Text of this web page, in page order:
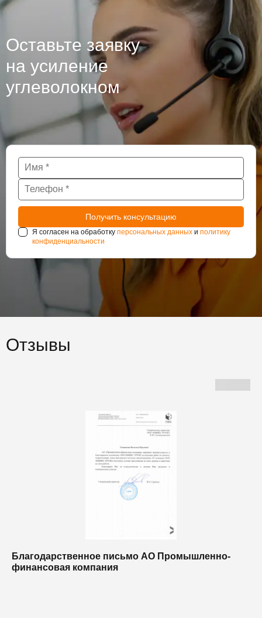
Оставьте заявку
на усиление
углеволокном
Я согласен на обработку персональных данных и политику
конфиденциальности
Отзывы
Благодарственное письмо АО Промышленно-
финансовая компания